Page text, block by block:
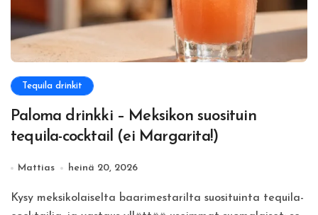
Tequila drinkit
Paloma drinkki – Meksikon suosituin
tequila-cocktail (ei Margarita!)
Mattias heinä 20, 2026
Kysy meksikolaiselta baarimestarilta suosituinta tequila-